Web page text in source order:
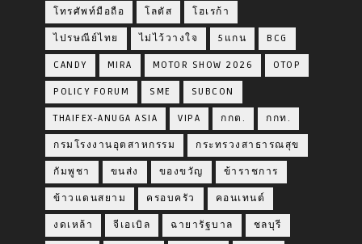
โทรศัพท์มือถือ โลตัส โฮเรก้า
ไปรษณีย์ไทย ไม่ไว้วางใจ 5แกน BCG
CANDY MIRA MOTOR SHOW 2026 OTOP
POLICY FORUM SME SUBCON
THAIFEX-ANUGA ASIA VIPA กกต. กกท.
กรมโรงงานอุตสาหกรรม กระทรวงสาธารณสุข
กัมพูชา ขนส่ง ของขวัญ ข้าราชการ
ข้าวแดนสยาม ครอบครัว คอนเทนต์
งดเหล้า จีเอเบิล ฉายารัฐบาล ชลบุรี